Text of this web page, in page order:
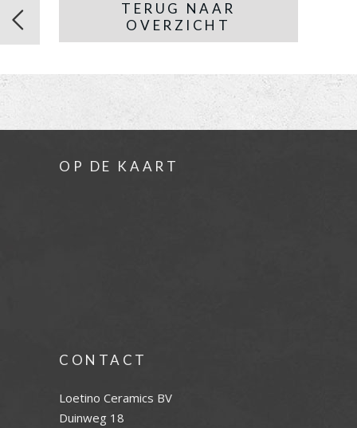
TERUG NAAR
OVERZICHT
OP DE KAART
CONTACT
Loetino Ceramics BV
Duinweg 18